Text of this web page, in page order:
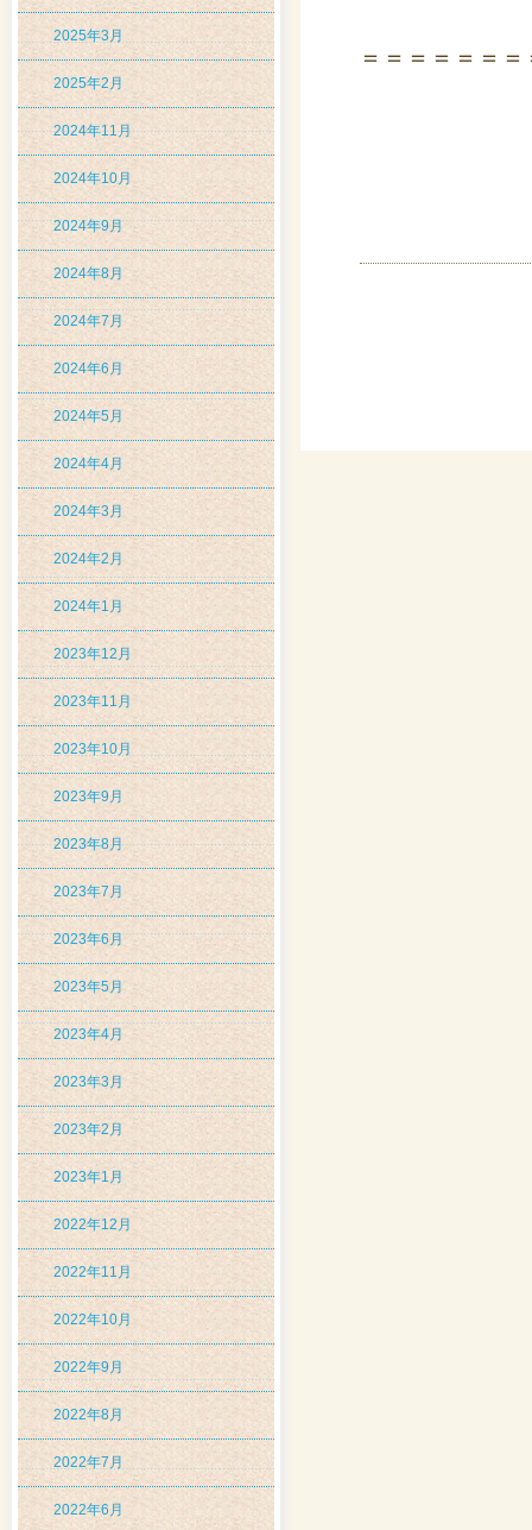
2025年3月
2025年2月
2024年11月
2024年10月
2024年9月
2024年8月
2024年7月
2024年6月
2024年5月
2024年4月
2024年3月
2024年2月
2024年1月
2023年12月
2023年11月
2023年10月
2023年9月
2023年8月
2023年7月
2023年6月
2023年5月
2023年4月
2023年3月
2023年2月
2023年1月
2022年12月
2022年11月
2022年10月
2022年9月
2022年8月
2022年7月
2022年6月
＝＝＝＝＝＝